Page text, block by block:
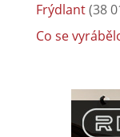
Frýdlant(38
Co se